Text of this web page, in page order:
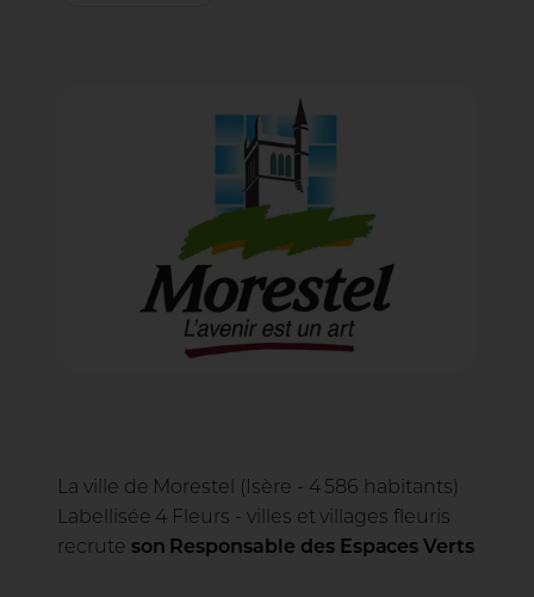
La ville de Morestel (Isère - 4 586 habitants)
Labellisée 4 Fleurs - villes et villages fleuris
recrute son Responsable des Espaces Verts